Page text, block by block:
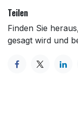
Teilen
Finden Sie
gesagt wird und